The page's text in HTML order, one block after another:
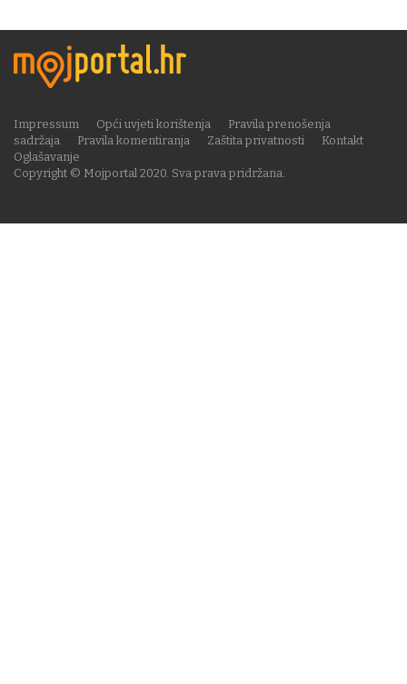
Copyright © Mojportal 2020. Sva prava pridržana.
Impressum Opći uvjeti korištenja
Pravila prenošenja
sadržaja
Pravila komentiranja Zaštita privatnosti
Kontakt
Oglašavanje